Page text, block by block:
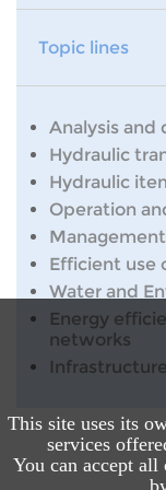
This site uses its
services
You can accept
Topic lines
Analysis and
Hydraulic
Hydraulic
Operation
Efficient use
Water and
Energy
networks